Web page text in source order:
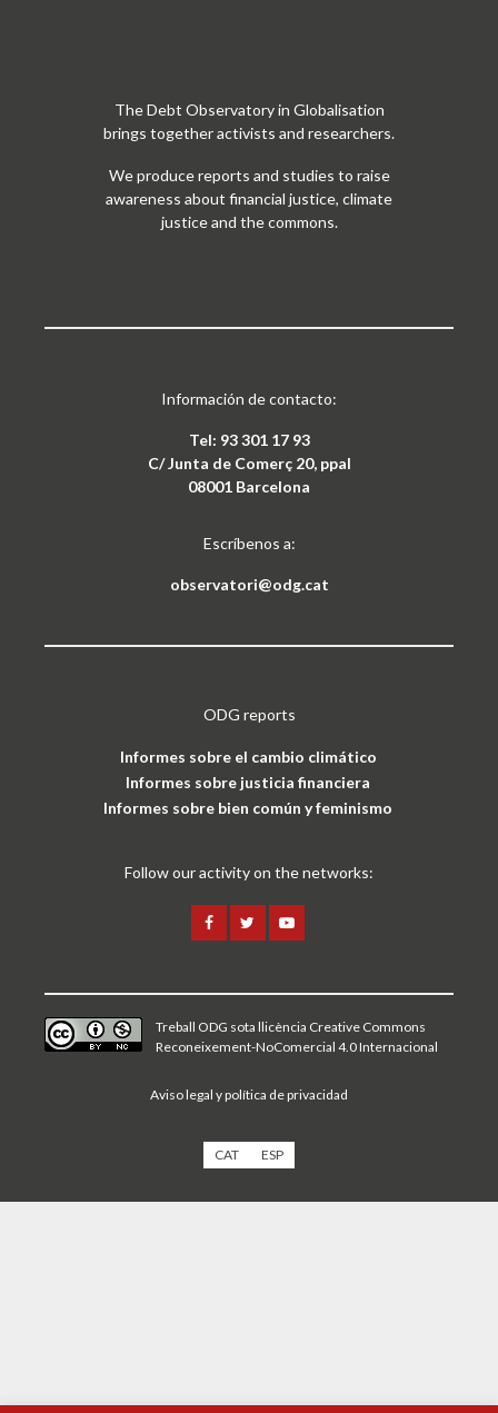
The Debt Observatory in Globalisation
brings together activists and researchers.
We produce reports and studies to raise
awareness about financial justice, climate
justice and the commons.
Información de contacto:
Tel: 93 301 17 93
C/ Junta de Comerç 20, ppal
08001 Barcelona
Escríbenos a:
observatori@odg.cat
ODG reports
Informes sobre el cambio climático
Informes sobre justicia financiera
Informes sobre bien común y feminismo
Follow our activity on the networks:
Treball ODG sota llicència Creative Commons
Reconeixement-NoComercial 4.0 Internacional
Aviso legal y política de privacidad
CAT ESP